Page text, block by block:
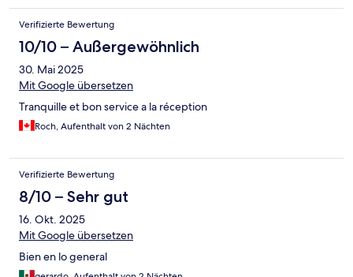
Verifizierte Bewertung
10/10 – Außergewöhnlich
30. Mai 2025
Mit Google übersetzen
Tranquille et bon service a la réception
Roch, Aufenthalt von 2 Nächten
Verifizierte Bewertung
8/10 – Sehr gut
16. Okt. 2025
Mit Google übersetzen
Bien en lo general